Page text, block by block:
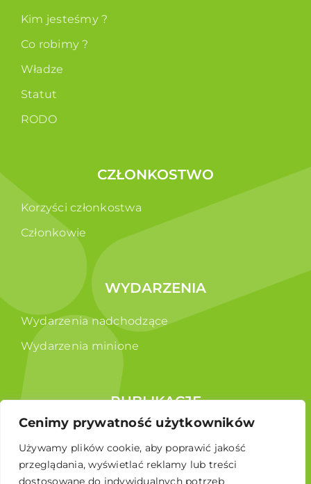
Cenimy prywatność użytkowników
Używamy plików cookie, aby poprawić jakość
przeglądania, wyświetlać reklamy lub treści
dostosowane do indywidualnych potrzeb
Kim jesteśmy ?
Co robimy ?
Władze
Statut
RODO
CZŁONKOSTWO
Korzyści członkostwa
Członkowie
WYDARZENIA
Wydarzenia nadchodzące
Wydarzenia minione
PUBLIKACJE
Broszura edukacyjna